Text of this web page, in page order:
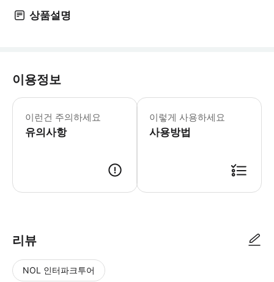
상품설명
이용정보
이런건 주의하세요
유의사항
이렇게 사용하세요
사용방법
리뷰
NOL 인터파크투어